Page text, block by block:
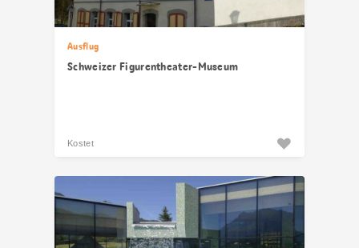
Ausflug
Schweizer Figurentheater-Museum
Kostet